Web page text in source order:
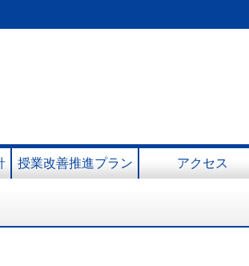
授業改善推進プラン アクセス